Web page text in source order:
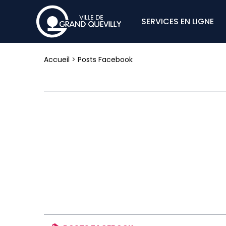
SERVICES EN LIGNE
Accueil > Posts Facebook